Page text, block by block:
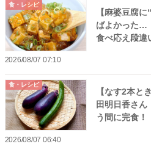
食・レシピ
【麻婆豆腐
ばよかった…
食べ応え段違
2026/08/07 07:10
食・レシピ
【なす2本と
田明日香さん
う間に完食！
2026/08/07 06:40